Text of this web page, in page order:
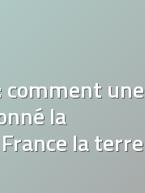
comment une
la
la terre